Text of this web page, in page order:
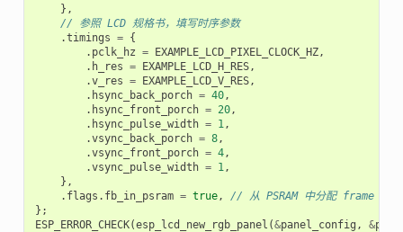
},
// 参照 LCD 规格书，填写时序参数
.timings = {
. pclk_hz = EXAMPLE_LCD_PIXEL_CLOCK_HZ,
. h_res = EXAMPLE_LCD_H_RES,
.v_res = EXAMPLE_LCD_V_RES,
. hsync_back_porch = 40,
. hsync_front_porch = 20,
. hsync_pulse_width = 1,
.vsync_back_porch = 8,
.vsync_front_porch = 4,
.vsync_pulse_width = 1,
},
. flags . fb_in_psram = true,
// 从 PSRAM 中分配 frame
};
ESP_ERROR_CHECK(esp_lcd_new_rgb_panel (&panel_config , &